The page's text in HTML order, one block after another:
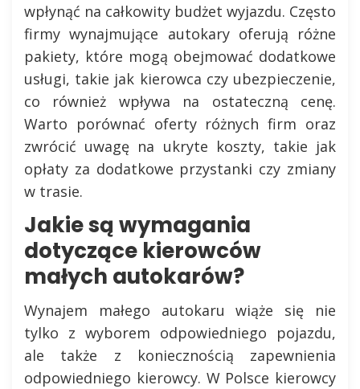
wpłynąć na całkowity budżet wyjazdu. Często
firmy wynajmujące autokary oferują różne
pakiety, które mogą obejmować dodatkowe
usługi, takie jak kierowca czy ubezpieczenie,
co również wpływa na ostateczną cenę.
Warto porównać oferty różnych firm oraz
zwrócić uwagę na ukryte koszty, takie jak
opłaty za dodatkowe przystanki czy zmiany
w trasie.
Jakie są wymagania
dotyczące kierowców
małych autokarów?
Wynajem małego autokaru wiąże się nie
tylko z wyborem odpowiedniego pojazdu,
ale także z koniecznością zapewnienia
odpowiedniego kierowcy. W Polsce kierowcy